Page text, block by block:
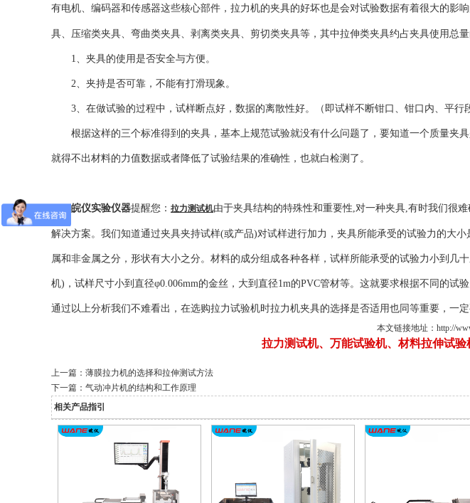
有电机、编码器和传感器这些核心部件，拉力机的夹具的好坏也是会对试验数据有着很大的影
具、压缩类夹具、弯曲类夹具、剥离类夹具、剪切类夹具等，其中拉伸类夹具约占夹具使用总
1、夹具的使用是否安全与方便。
2、夹持是否可靠，不能有打滑现象。
3、在做试验的过程中，试样断点好，数据的离散性好。（即试样不断钳口、钳口内、平行
根据这样的三个标准得到的夹具，基本上规范试验就没有什么问题了，要知道一个质量
就得不出材料的力值数据或者降低了试验结果的准确性，也就白检测了。
皖仪实验仪器提醒您： 拉力测试机由于夹具结构的特殊性和重要性,对一种夹具,有时我们很
解决方案。我们知道通过夹具夹持试样(或产品)对试样进行加力，夹具所能承受的试验力的大
属和非金属之分，形状有大小之分。材料的成分组成各种各样，试样所能承受的试验力小到
机)，试样尺寸小到直径φ0.006mm的金丝，大到直径1m的PVC管材等。这就要求根据不同的试
通过以上分析我们不难看出，在选购拉力试验机时拉力机夹具的选择是否适用也同等重要，一
本文链接地址： http://
拉力测试机、万能试验机、材料拉伸试验
上一篇： 薄膜拉力机的选择和拉伸测试方法
下一篇： 气动冲片机的结构和工作原理
相关产品指引